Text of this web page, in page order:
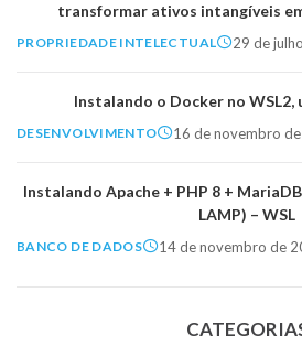
transformar ativos intangíveis
PROPRIEDADE INTELECTUAL 29 de
Instalando o Docker no WSL2,
DESENVOLVIMENTO 16 de novembro
Instalando Apache + PHP 8 +
LAMP) – WSL
BANCO DE DADOS 14 de novembro de